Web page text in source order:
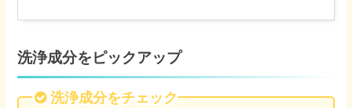
洗浄成分をピックアップ
洗浄成分をチェック